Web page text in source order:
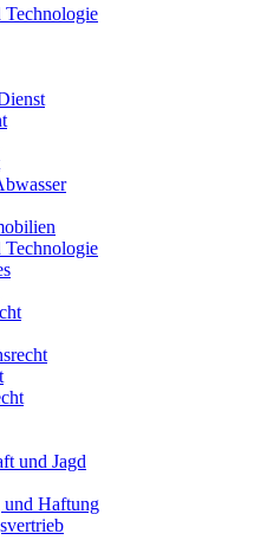
Technologie
Technologie
und Jagd
und Haftung